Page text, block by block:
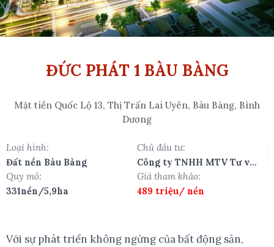
ĐỨC PHÁT 1 BÀU BÀNG
Mặt tiền Quốc Lộ 13, Thị Trấn Lai Uyên, Bàu Bàng, Bình
Dương
Loại hình:
Đất nền Bàu Bàng
Chủ đầu tư:
Công ty TNHH MTV Tư vấn
Đầu tư Đức Phát
Quy mô:
331nền/5,9ha
Giá tham khảo:
489 triệu/ nền
Với sự phát triển không ngừng của bất động sản,